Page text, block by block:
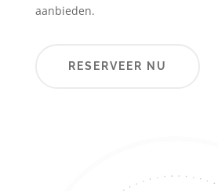
aanbieden.
RESERVEER NU